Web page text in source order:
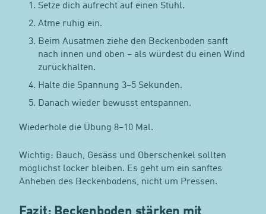
Setze dich aufrecht auf einen Stuhl.
Atme ruhig ein.
Beim Ausatmen ziehe den Beckenboden sanft
nach innen und oben – als würdest du einen Wind
zurückhalten.
Halte die Spannung 3–5 Sekunden.
Danach wieder bewusst entspannen.
Wiederhole die Übung 8–10 Mal.
Wichtig: Bauch, Gesäss und Oberschenkel sollten
möglichst locker bleiben. Es geht um ein sanftes
Anheben des Beckenbodens, nicht um Pressen.